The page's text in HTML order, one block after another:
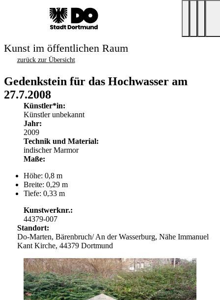
Kunst im öffentlichen Raum
zurück zur Übersicht
Gedenkstein für das Hochwasser am
27.7.2008
Künstler*in:
Künstler unbekannt
Jahr:
2009
Technik und Material:
indischer Marmor
Maße:
Höhe: 0,8 m
Breite: 0,29 m
Tiefe: 0,33 m
Kunstwerknr.:
44379-007
Standort:
Do-Marten, Bärenbruch/ An der Wasserburg, Nähe Immanuel
Kant Kirche, 44379 Dortmund